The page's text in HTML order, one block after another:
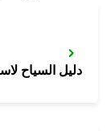
دليل السياح